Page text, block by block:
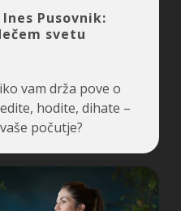
Pusovnik:
svetu
vam drža pove o
hodite, dihate –
počutje?